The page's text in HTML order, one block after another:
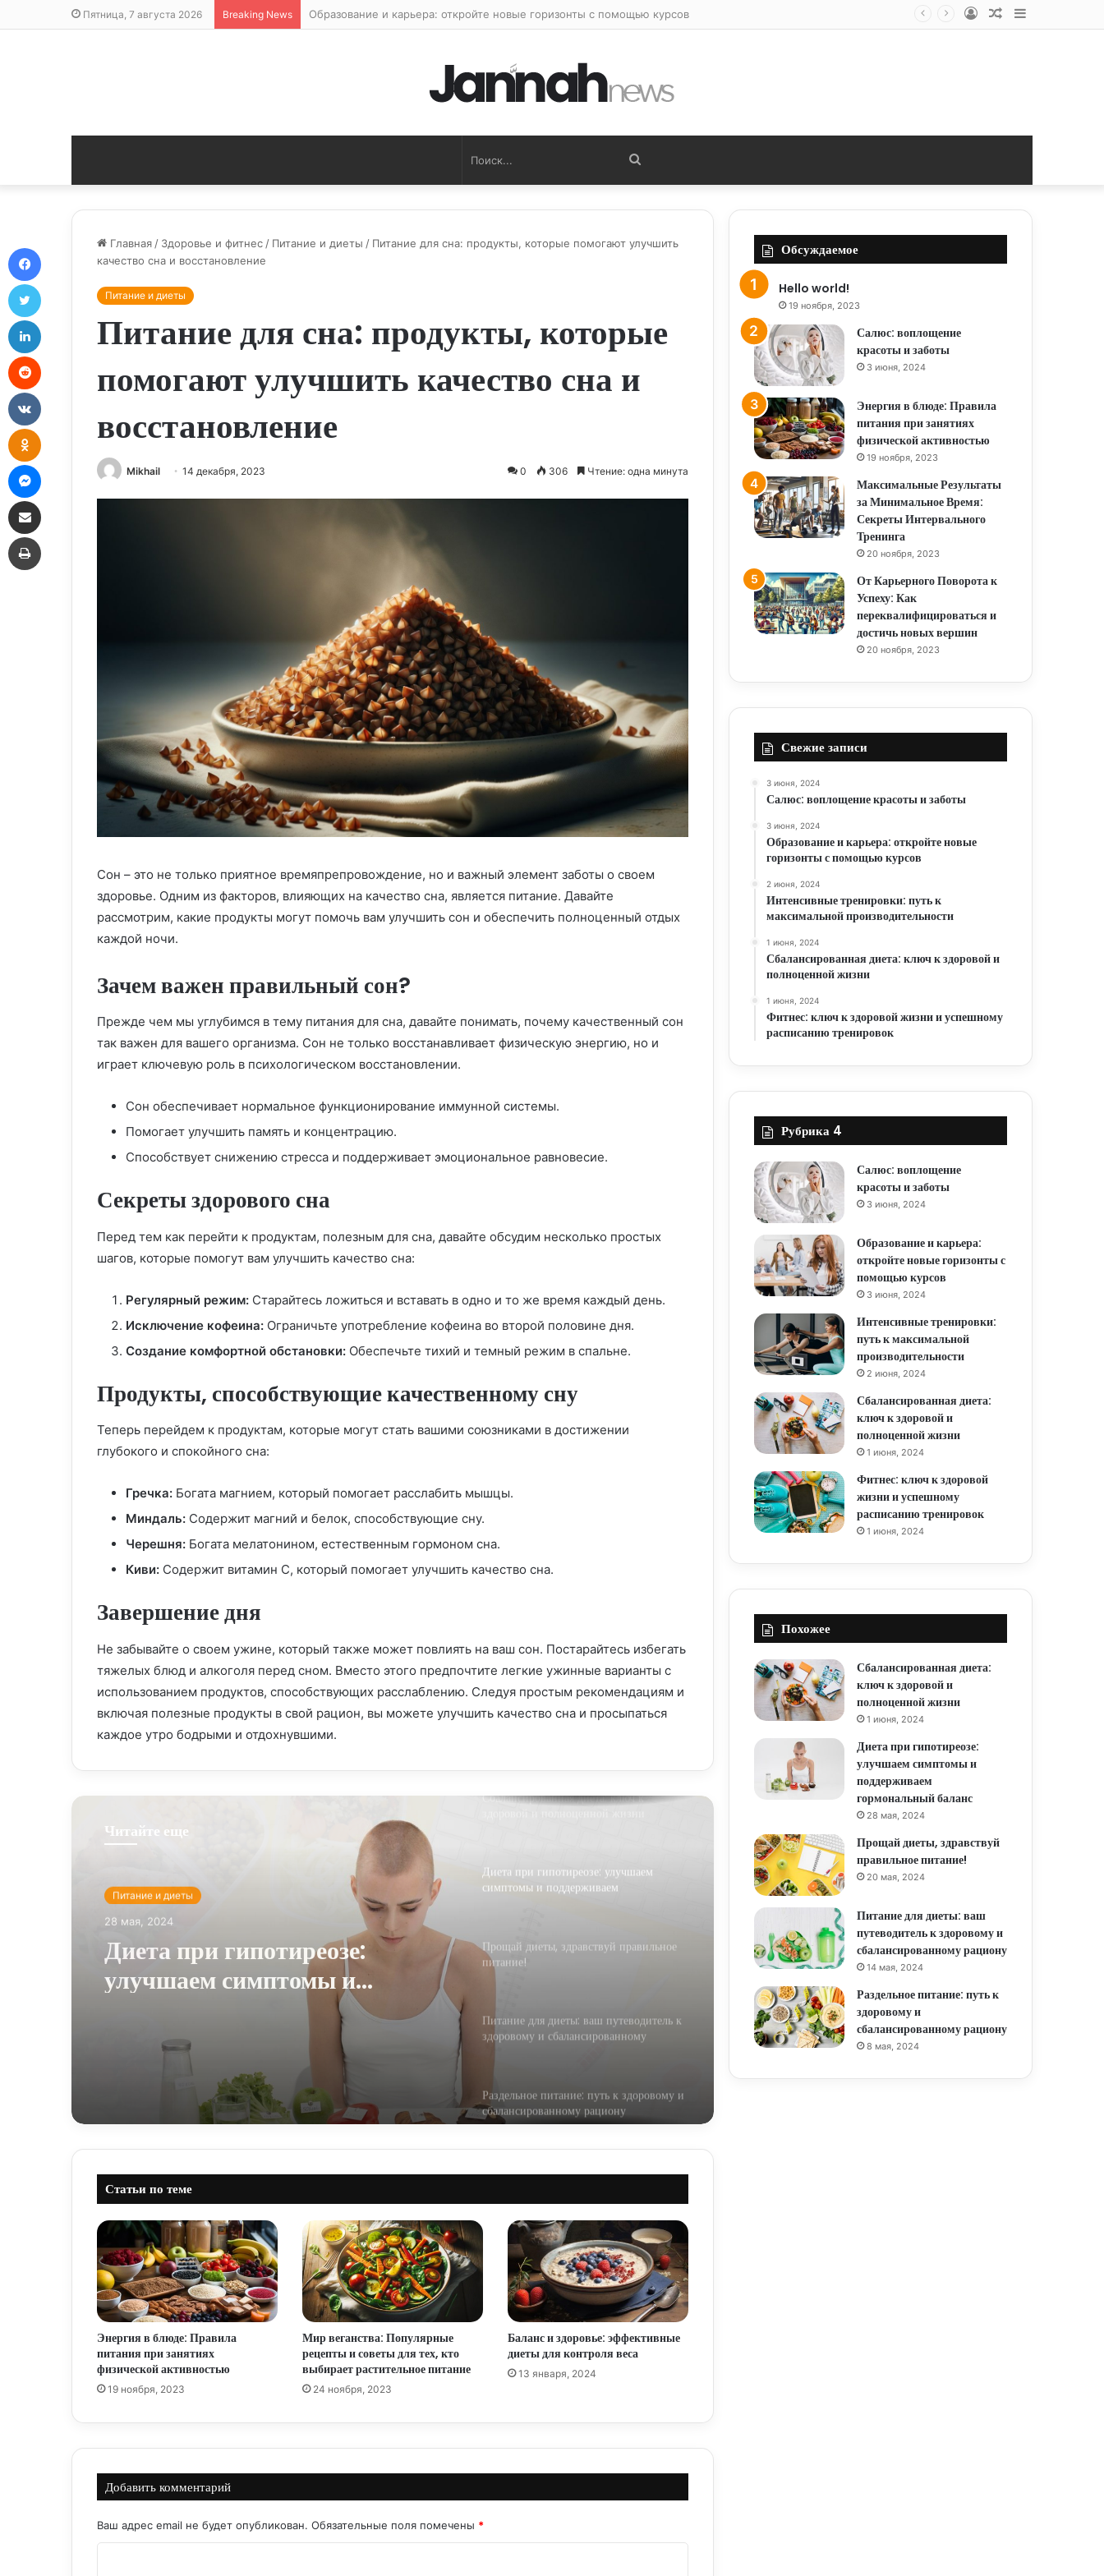
Пятница, 7 августа 2026 Breaking News Образование и карьера: откройте новые горизонты с помощью курсов Sidebar
Random
Log
Поиск...
Главная / Здоровье и фитнес / Питание и диеты / Питание для сна: продукты, которые помогают улучшить
качество сна и восстановление
Питание и диеты
Питание для сна: продукты, которые
помогают улучшить качество сна и
восстановление
Mikhail 14 декабря, 2023 0 306 Чтение: одна минута
Сон – это не только приятное времяпрепровождение, но и важный элемент заботы о своем
здоровье. Одним из факторов, влияющих на качество сна, является питание. Давайте
рассмотрим, какие продукты могут помочь вам улучшить сон и обеспечить полноценный отдых
каждой ночи.
Зачем важен правильный сон?
Прежде чем мы углубимся в тему питания для сна, давайте понимать, почему качественный сон
так важен для вашего организма. Сон не только восстанавливает физическую энергию, но и
играет ключевую роль в психологическом восстановлении.
Сон обеспечивает нормальное функционирование иммунной системы.
Помогает улучшить память и концентрацию.
Способствует снижению стресса и поддерживает эмоциональное равновесие.
Секреты здорового сна
Перед тем как перейти к продуктам, полезным для сна, давайте обсудим несколько простых
шагов, которые помогут вам улучшить качество сна:
Регулярный режим: Старайтесь ложиться и вставать в одно и то же время каждый день.
Исключение кофеина: Ограничьте употребление кофеина во второй половине дня.
Создание комфортной обстановки: Обеспечьте тихий и темный режим в спальне.
Продукты, способствующие качественному сну
Теперь перейдем к продуктам, которые могут стать вашими союзниками в достижении
глубокого и спокойного сна:
Гречка: Богата магнием, который помогает расслабить мышцы.
Миндаль: Содержит магний и белок, способствующие сну.
Черешня: Богата мелатонином, естественным гормоном сна.
Киви: Содержит витамин С, который помогает улучшить качество сна.
Завершение дня
Не забывайте о своем ужине, который также может повлиять на ваш сон. Постарайтесь избегать
тяжелых блюд и алкоголя перед сном. Вместо этого предпочтите легкие ужинные варианты с
использованием продуктов, способствующих расслаблению. Следуя простым рекомендациям и
включая полезные продукты в свой рацион, вы можете улучшить качество сна и просыпаться
каждое утро бодрыми и отдохнувшими.
Читайте еще
Питание и диеты
20 мая, 2024
Прощай диеты, здравствуй
правильное питание!
Без дрожжевое питание: путь к здоровью
и долголетию
Как получить гражданство РФ:
Приготовление вкусных и полезных
блюд: искусство кулинарии
Диета при гипотиреозе: улучшаем
Прощай диеты, здравствуй правильное
питание!
Питание для диеты: ваш путеводитель к
здоровому и сбалансированному
рациону
Раздельное питание: путь к здоровому и
сбалансированному рациону
Без дрожжевое питание: путь к здоровью
и долголетию
Овощной рай: все о диете на овощах
Как получить гражданство РФ:
пошаговое руководство
Здоровое питание: диета для жизни
Приготовление вкусных и полезных
блюд: искусство кулинарии
здоровой и полноценной жизни
симптомы и поддерживаем
гормональный баланс
Статьи по теме
Энергия в блюде: Правила
питания при занятиях
физической активностью
19 ноября, 2023
Мир веганства: Популярные
рецепты и советы для тех, кто
выбирает растительное питание
24 ноября, 2023
Баланс и здоровье: эффективные
диеты для контроля веса
13 января, 2024
Добавить комментарий
Ваш адрес email не будет опубликован. Обязательные поля помечены *
Обсуждаемое
Hello world!
19 ноября, 2023
Салюс: воплощение
красоты и заботы
3 июня, 2024
Энергия в блюде: Правила
питания при занятиях
физической активностью
19 ноября, 2023
Максимальные Результаты
за Минимальное Время:
Секреты Интервального
Тренинга
20 ноября, 2023
От Карьерного Поворота к
Успеху: Как
переквалифицироваться и
достичь новых вершин
20 ноября, 2023
Свежие записи
3 июня, 2024
Салюс: воплощение красоты и заботы
3 июня, 2024
Образование и карьера: откройте новые
горизонты с помощью курсов
2 июня, 2024
Интенсивные тренировки: путь к
максимальной производительности
1 июня, 2024
Сбалансированная диета: ключ к здоровой и
полноценной жизни
1 июня, 2024
Фитнес: ключ к здоровой жизни и успешному
расписанию тренировок
Рубрика 4
Салюс: воплощение
красоты и заботы
3 июня, 2024
Образование и карьера:
откройте новые горизонты с
помощью курсов
3 июня, 2024
Интенсивные тренировки:
путь к максимальной
производительности
2 июня, 2024
Сбалансированная диета:
ключ к здоровой и
полноценной жизни
1 июня, 2024
Фитнес: ключ к здоровой
жизни и успешному
расписанию тренировок
1 июня, 2024
Похожее
Сбалансированная диета:
ключ к здоровой и
полноценной жизни
1 июня, 2024
Диета при гипотиреозе:
улучшаем симптомы и
поддерживаем
гормональный баланс
28 мая, 2024
Прощай диеты, здравствуй
правильное питание!
20 мая, 2024
Питание для диеты: ваш
путеводитель к здоровому и
сбалансированному рациону
14 мая, 2024
Раздельное питание: путь к
здоровому и
сбалансированному рациону
8 мая, 2024
Odnoklassniki
Messenger